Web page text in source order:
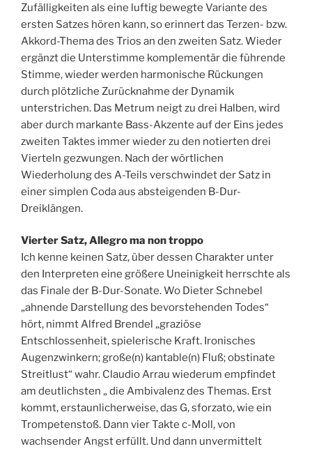
Zufälligkeiten als eine luftig bewegte Variante des
ersten Satzes hören kann, so erinnert das Terzen- bzw.
Akkord-Thema des Trios an den zweiten Satz. Wieder
ergänzt die Unterstimme komplementär die führende
Stimme, wieder werden harmonische Rückungen
durch plötzliche Zurücknahme der Dynamik
unterstrichen. Das Metrum neigt zu drei Halben, wird
aber durch markante Bass-Akzente auf der Eins jedes
zweiten Taktes immer wieder zu den notierten drei
Vierteln gezwungen. Nach der wörtlichen
Wiederholung des A-Teils verschwindet der Satz in
einer simplen Coda aus absteigenden B-Dur-
Dreiklängen.
Vierter Satz, Allegro ma non troppo
Ich kenne keinen Satz, über dessen Charakter unter
den Interpreten eine größere Uneinigkeit herrschte als
das Finale der B-Dur-Sonate. Wo Dieter Schnebel
„ahnende Darstellung des bevorstehenden Todes“
hört, nimmt Alfred Brendel „graziöse
Entschlossenheit, spielerische Kraft. Ironisches
Augenzwinkern; große(n) kantable(n) Fluß; obstinate
Streitlust“ wahr. Claudio Arrau wiederum empfindet
am deutlichsten „ die Ambivalenz des Themas. Erst
kommt, erstaunlicherweise, das G, sforzato, wie ein
Trompetenstoß. Dann vier Takte c-Moll, von
wachsender Angst erfüllt. Und dann unvermittelt